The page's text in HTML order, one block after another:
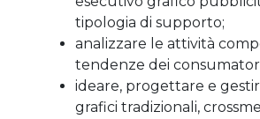
tipologia di supporto;
analizzare le attività
tendenze dei
ideare, progettare e
grafici tradizionali,